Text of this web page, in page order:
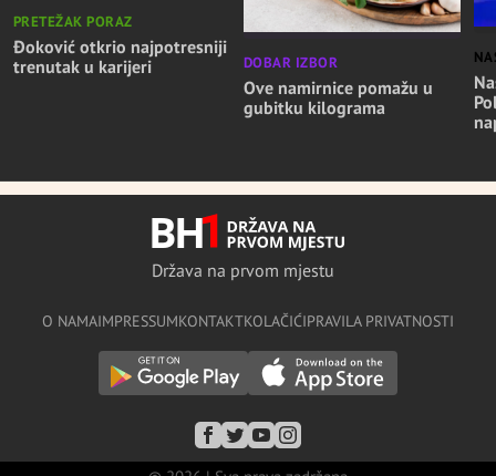
PRETEŽAK PORAZ
Đoković otkrio najpotresniji
trenutak u karijeri
DOBAR IZBOR
Ove namirnice pomažu u
gubitku kilograma
Država na prvom mjestu
O NAMAIMPRESSUMKONTAKTKOLAČIĆIPRAVILA PRIVATNOSTI